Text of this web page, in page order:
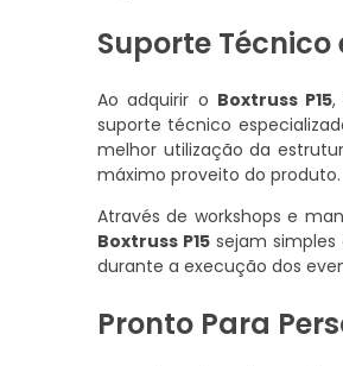
Suporte
Ao adquirir o Boxtruss P15,
suporte técnico
melhor utilização da
máximo proveito do produto.
Através de workshops e
Boxtruss P15sejam simples
durante a execução dos
Pronto Para